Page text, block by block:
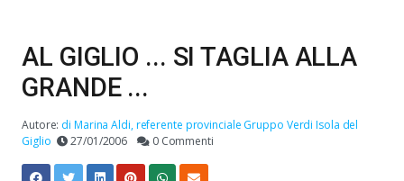
AL GIGLIO ... SI TAGLIA ALLA
GRANDE ...
Autore: di Marina Aldi, referente provinciale Gruppo Verdi Isola del
Giglio
27/01/2006 0 Commenti